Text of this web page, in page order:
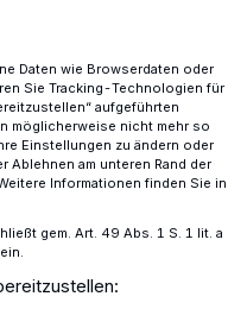
Daten wie Browserdaten oder
Sie Tracking-Technologien für
aufgeführten
möglicherweise nicht mehr so
Einstellungen zu ändern oder
Ablehnen am unteren Rand der
Informationen finden Sie in
gem. Art. 49 Abs. 1 S. 1 lit. a